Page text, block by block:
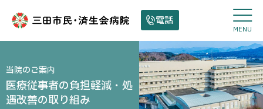
MENU
電話
当院のご案内
医療従事者の負担軽減・処
遇改善の取り組み